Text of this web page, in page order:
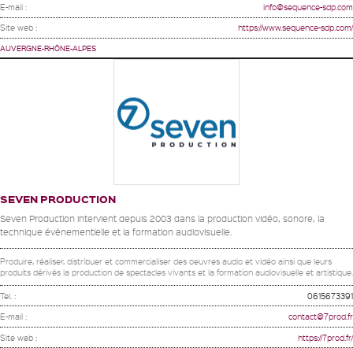
E-mail : info@sequence-sdp.com
Site web : https://www.sequence-sdp.com/
AUVERGNE-RHÔNE-ALPES
SEVEN PRODUCTION
Seven Production intervient depuis 2003 dans la production vidéo, sonore, la
technique événementielle et la formation audiovisuelle.
Produire, réaliser, distribuer et commercialiser des oeuvres audio et vidéo ainsi que leurs
produits dérivés la production de spectacles vivants et la formation audiovisuelle et artistique.
Tel. : 0615673391
E-mail : contact@7prod.fr
Site web : https://7prod.fr/